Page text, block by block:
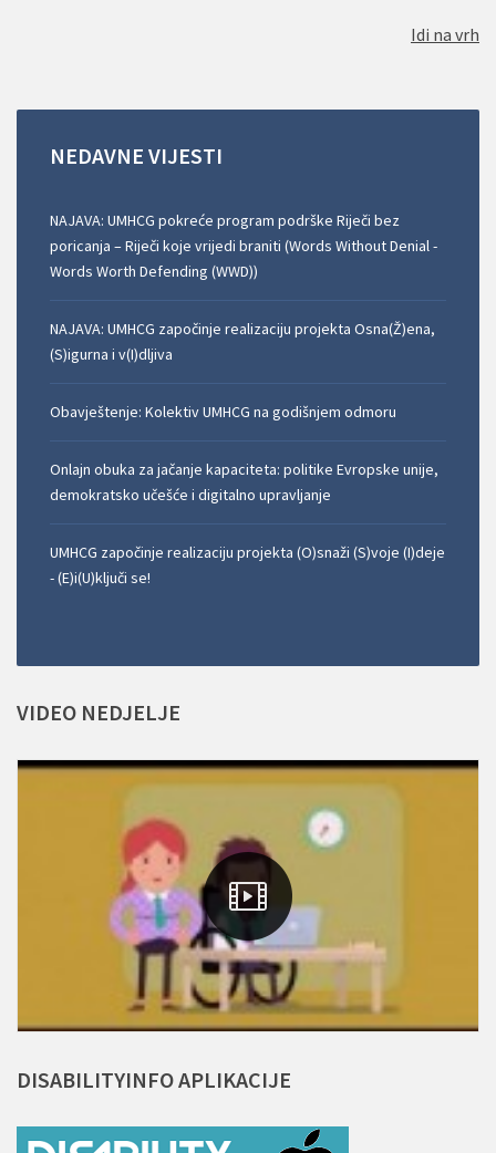
Idi na vrh
NEDAVNE VIJESTI
NAJAVA: UMHCG pokreće program podrške Riječi bez
poricanja – Riječi koje vrijedi braniti (Words Without Denial -
Words Worth Defending (WWD))
NAJAVA: UMHCG započinje realizaciju projekta Osna(Ž)ena,
(S)igurna i v(I)dljiva
Obavještenje: Kolektiv UMHCG na godišnjem odmoru
Onlajn obuka za jačanje kapaciteta: politike Evropske unije,
demokratsko učešće i digitalno upravljanje
UMHCG započinje realizaciju projekta (O)snaži (S)voje (I)deje
- (E)i(U)ključi se!
VIDEO NEDJELJE
DISABILITYINFOAPLIKACIJE